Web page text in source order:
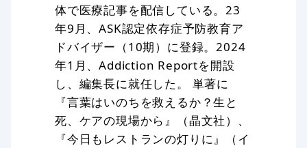
体で医療記事を配信している。23
年9月、ASK認定依存症予防教育ア
ドバイザー（10期）に登録。2024
年1月、Addiction Reportを開設
し、編集長に就任した。 単著に
『言葉はいのちを救えるか？生と
死、ケアの現場から』（晶文社）、
『今日もレストランの灯りに』（イ